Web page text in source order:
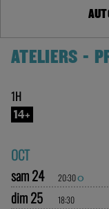
ATELIERS -
1H
14+
OCT
sam 24
20:30O
dim 25 18:30